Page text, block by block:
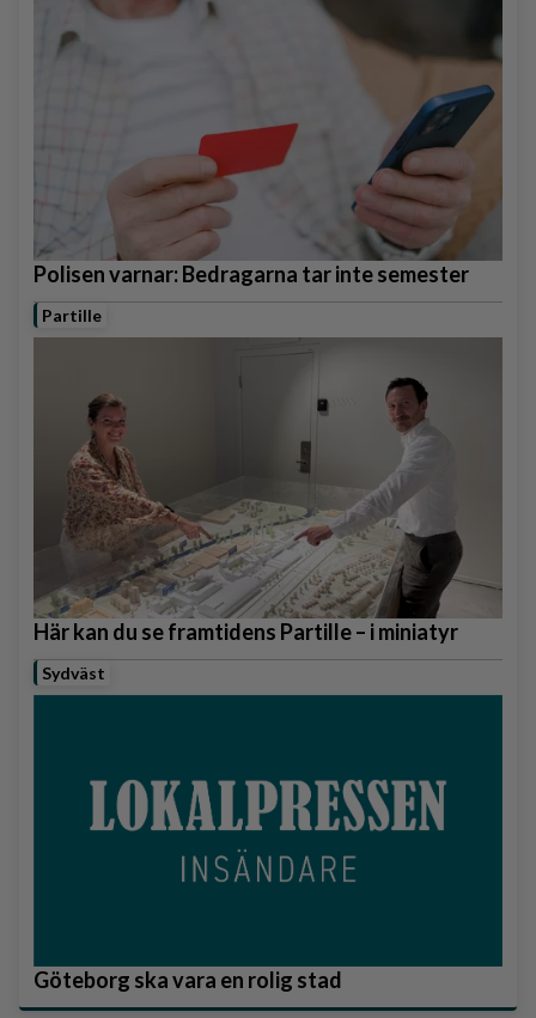
Polisen varnar: Bedragarna tar inte semester
Partille
Här kan du se framtidens Partille – i miniatyr
Sydväst
Göteborg ska vara en rolig stad